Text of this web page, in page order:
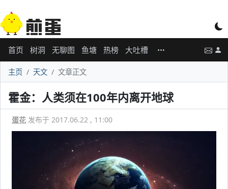
首页 树洞 无聊图 鱼塘 热榜 大吐槽
主页 天文 文章正文
霍金：人类须在100年内离开地球
蛋花 发布于 2017.06.22 , 11:00